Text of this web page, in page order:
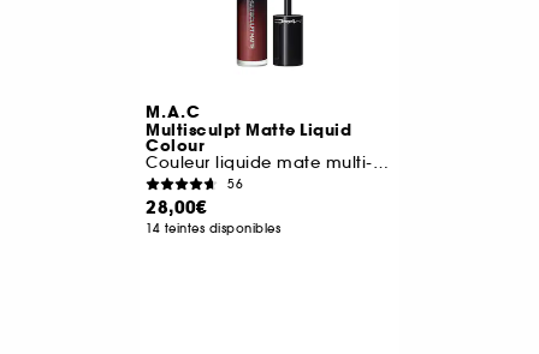
M.A.C
Multisculpt Matte Liquid
Colour
Couleur liquide mate multi-usages
56
28,00€
14 teintes disponibles